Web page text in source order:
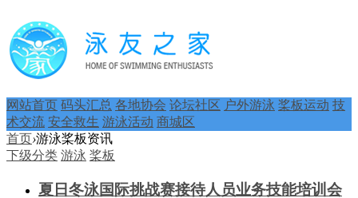
网站首页 码头汇总 各地协会 论坛社区 户外游泳 桨板运动 技
术交流 安全救生 游泳活动 商城区
首页›游泳桨板资讯
下级分类 游泳 桨板
夏日冬泳国际挑战赛接待人员业务技能培训会